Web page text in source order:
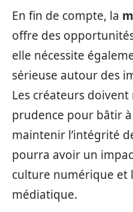
En fin de compte, la
offre des
elle nécessite
sérieuse autour des
Les créateurs
prudence pour bâtir
maintenir l’intégrité
pourra avoir un
culture numérique et
médiatique.